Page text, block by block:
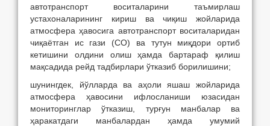
автотранспорт воситаларини таъмирлаш
устахоналарининг кириш ва чиқиш жойларида
атмосфера ҳавосига автотранспорт воситаларидан
чиқаётган ис гази (СО) ва тутун миқдори ортиб
кетишини олдини олиш ҳамда бартараф қилиш
мақсадида рейд тадбирлари ўтказиб борилишини;
шунингдек, йўлларда ва аҳоли яшаш жойларида
атмосфера ҳавосини ифлосланиши юзасидан
мониторинглар ўтказиш, турғун манбалар ва
ҳаракатдаги манбалардан ҳамда умумий